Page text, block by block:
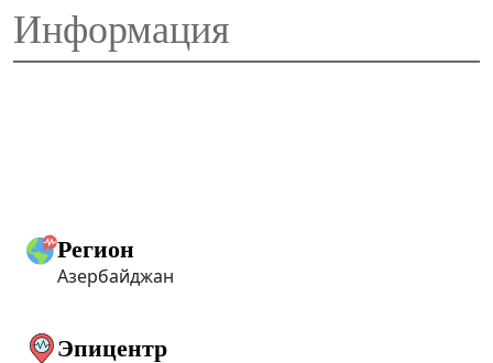
Информация
Регион
Азербайджан
Эпицентр